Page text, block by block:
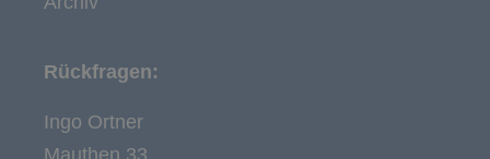
Rückfragen:
Ingo Ortner
Mauthen 33